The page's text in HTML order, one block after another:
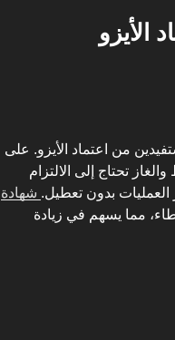
الأيزو
من اعتماد الأيزو. على
تحتاج إلى الالتزام
بدون تعطيل. شهادة
مما يسهم في زيادة